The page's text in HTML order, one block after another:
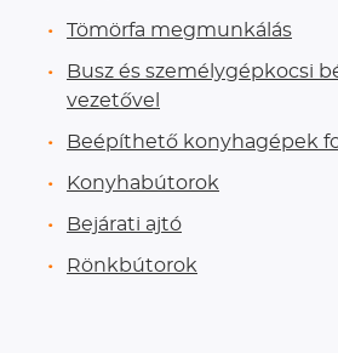
Tömörfa megmunkálás
Busz és személygépkocsi
vezetővel
Beépíthető konyhagépek
Konyhabútorok
Bejárati ajtó
Rönkbútorok